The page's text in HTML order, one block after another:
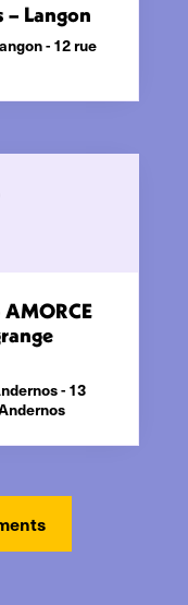
– Langon
- 12 rue
- 13